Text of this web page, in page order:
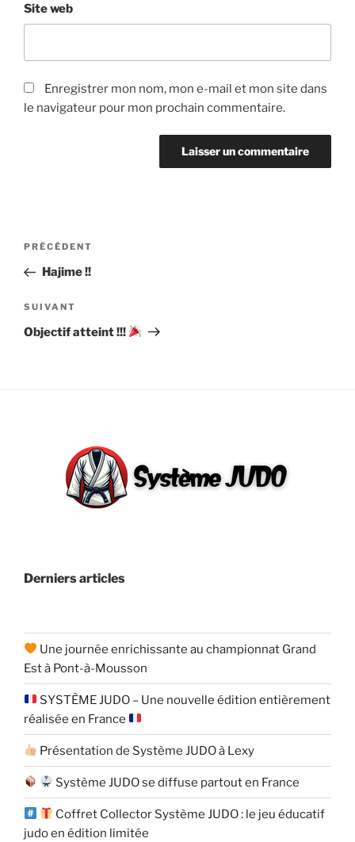
Site web
Enregistrer mon nom, mon e-mail et mon site dans
le navigateur pour mon prochain commentaire.
Navigation
l’article
Article
précédent
PRÉCÉDENT
Hajime !!
Article
suivant
SUIVANT
Objectif atteint !!!
Derniers articles
Une journée enrichissante au championnat Grand
Est à Pont-à-Mousson
SYSTÈME JUDO – Une nouvelle édition entièrement
réalisée en France
Présentation de Système JUDO à Lexy
Système JUDO se diffuse partout en France
Coffret Collector Système JUDO : le jeu éducatif
judo en édition limitée